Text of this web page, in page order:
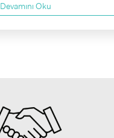
Devamını Oku